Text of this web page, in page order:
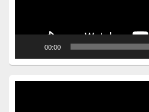
00:00